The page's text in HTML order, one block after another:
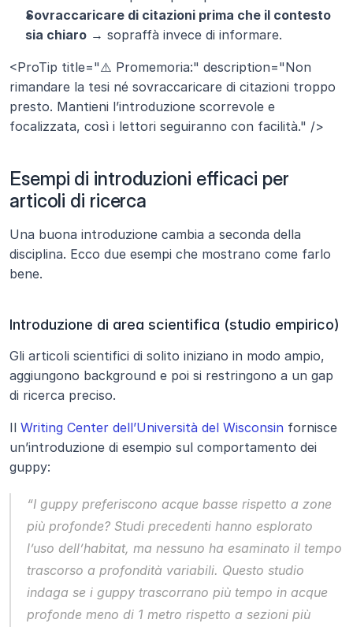
Sovraccaricare di citazioni prima che il contesto
sia chiaro → sopraffà invece di informare.
<ProTip title="⚠️ Promemoria:" description="Non
rimandare la tesi né sovraccaricare di citazioni troppo
presto. Mantieni l’introduzione scorrevole e
focalizzata, così i lettori seguiranno con facilità." />
Esempi di introduzioni efficaci per
articoli di ricerca
Una buona introduzione cambia a seconda della
disciplina. Ecco due esempi che mostrano come farlo
bene.
Introduzione di area scientifica (studio empirico)
Gli articoli scientifici di solito iniziano in modo ampio,
aggiungono background e poi si restringono a un gap
di ricerca preciso.
Il Writing Center dell’Università del Wisconsin fornisce
un’introduzione di esempio sul comportamento dei
guppy:
“I guppy preferiscono acque basse rispetto a zone
più profonde? Studi precedenti hanno esplorato
l’uso dell’habitat, ma nessuno ha esaminato il tempo
trascorso a profondità variabili. Questo studio
indaga se i guppy trascorrano più tempo in acque
profonde meno di 1 metro rispetto a sezioni più